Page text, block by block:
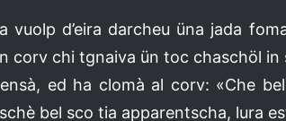
vuolp d’eira darcheu üna jada
corv chi tgnaiva ün toc chaschöl in
ed ha clomà al corv: «Che
bel sco tia apparentscha, lura